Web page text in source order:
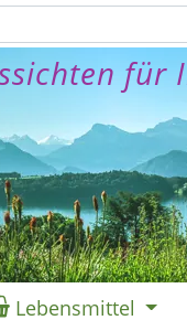
für
Lebensmittel